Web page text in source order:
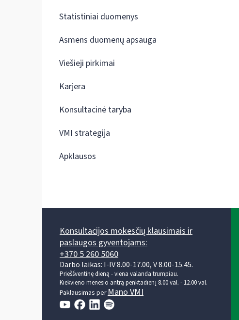
Statistiniai duomenys
Asmens duomenų apsauga
Viešieji pirkimai
Karjera
Konsultacinė taryba
VMI strategija
Apklausos
Konsultacijos mokesčių klausimais ir
paslaugos gyventojams:
+370 5 260 5060
Darbo laikas: I-IV 8.00-17.00, V 8.00-15.45.
Prieššventinę dieną - viena valanda trumpiau.
Kiekvieno mėnesio antrą penktadienį 8.00 val. - 12.00 val.
Paklausimas perMano VMI